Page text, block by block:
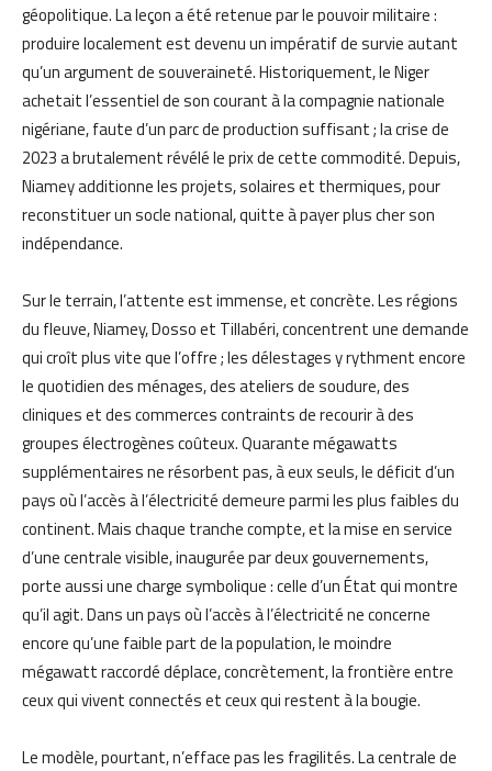
géopolitique. La leçon a été retenue par le pouvoir militaire :
produire localement est devenu un impératif de survie autant
qu’un argument de souveraineté. Historiquement, le Niger
achetait l’essentiel de son courant à la compagnie nationale
nigériane, faute d’un parc de production suffisant ; la crise de
2023 a brutalement révélé le prix de cette commodité. Depuis,
Niamey additionne les projets, solaires et thermiques, pour
reconstituer un socle national, quitte à payer plus cher son
indépendance.
Sur le terrain, l’attente est immense, et concrète. Les régions
du fleuve, Niamey, Dosso et Tillabéri, concentrent une demande
qui croît plus vite que l’offre ; les délestages y rythment encore
le quotidien des ménages, des ateliers de soudure, des
cliniques et des commerces contraints de recourir à des
groupes électrogènes coûteux. Quarante mégawatts
supplémentaires ne résorbent pas, à eux seuls, le déficit d’un
pays où l’accès à l’électricité demeure parmi les plus faibles du
continent. Mais chaque tranche compte, et la mise en service
d’une centrale visible, inaugurée par deux gouvernements,
porte aussi une charge symbolique : celle d’un État qui montre
qu’il agit. Dans un pays où l’accès à l’électricité ne concerne
encore qu’une faible part de la population, le moindre
mégawatt raccordé déplace, concrètement, la frontière entre
ceux qui vivent connectés et ceux qui restent à la bougie.
Le modèle, pourtant, n’efface pas les fragilités. La centrale de